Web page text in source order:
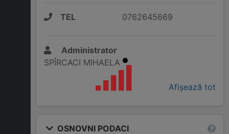
TEL 0762645669
Administrator
SPÎRCACI MIHAELA
Afișează tot
OSNOVNI PODACI